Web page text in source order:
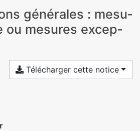
géné­ra­les : mesu­
ou mesu­res excep­
Télécharger cette notice